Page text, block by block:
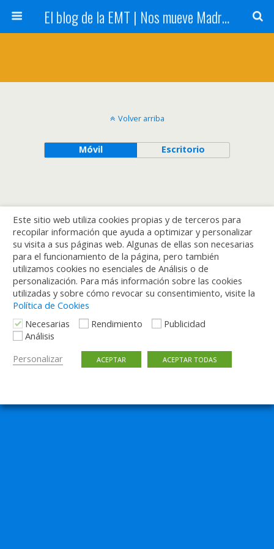
El blog de la EMT | Nos mueve Madrid
Volver arriba
Móvil Escritorio
Este sitio web utiliza cookies propias y de terceros para
recopilar información que ayuda a optimizar y personalizar
su visita a sus páginas web. Algunas de ellas son necesarias
para el funcionamiento de la página, pero también
utilizamos cookies no esenciales de Análisis o de
personalización. Para más información sobre las cookies
utilizadas y sobre cómo revocar su consentimiento, visite la
Política de Cookies
Necesarias
Rendimiento
Publicidad
Análisis
Personalizar
ACEPTAR ACEPTAR TODAS